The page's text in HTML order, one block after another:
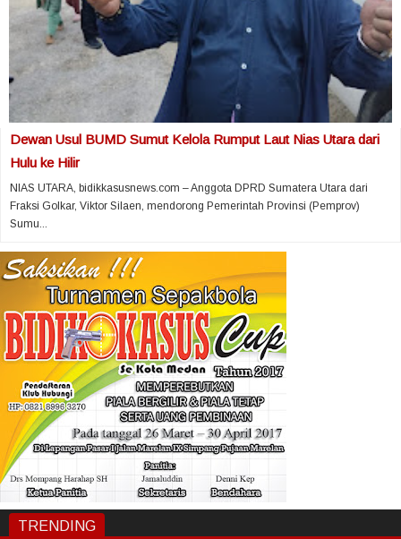
Dewan Usul BUMD Sumut Kelola Rumput Laut Nias Utara dari
Hulu ke Hilir
NIAS UTARA, bidikkasusnews.com – Anggota DPRD Sumatera Utara dari
Fraksi Golkar, Viktor Silaen, mendorong Pemerintah Provinsi (Pemprov)
Sumu...
TRENDING